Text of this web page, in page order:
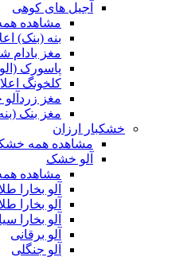
آجیل های کوهی
مشاهده
بنه (بنک)
مغز بادام
پاسورک
کلخونگ اعلا
مغز
مغز بنک
خشکبار ارزان
مشاهده همه
آلو خشک
مشاهده
آلو بخارا
آلو بخارا
آلو بخارا
آلو برقانی
آلو جنگلی